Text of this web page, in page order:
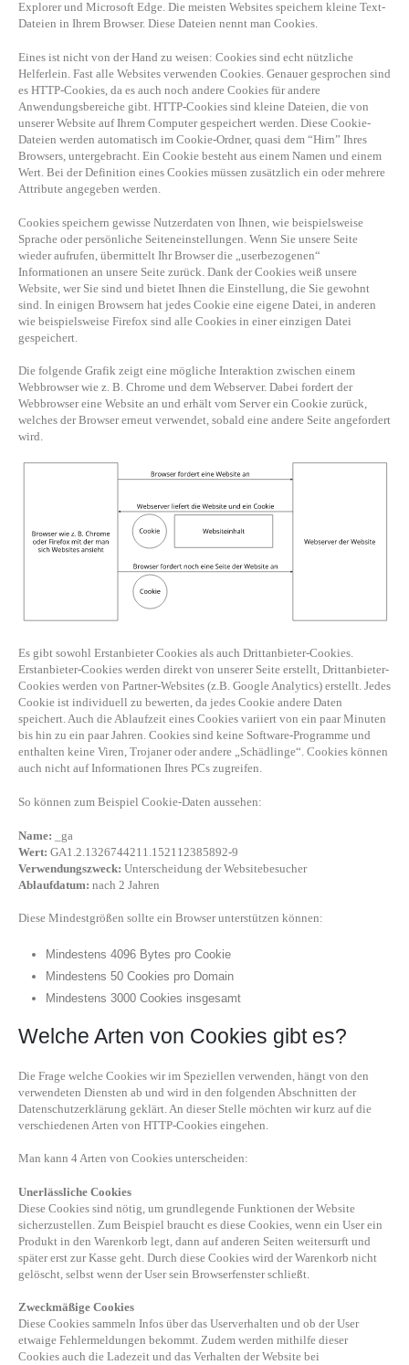
Explorer und Microsoft Edge. Die meisten Websites speichern kleine Text-
Dateien in Ihrem Browser. Diese Dateien nennt man Cookies.
Eines ist nicht von der Hand zu weisen: Cookies sind echt nützliche
Helferlein. Fast alle Websites verwenden Cookies. Genauer gesprochen sind
es HTTP-Cookies, da es auch noch andere Cookies für andere
Anwendungsbereiche gibt. HTTP-Cookies sind kleine Dateien, die von
unserer Website auf Ihrem Computer gespeichert werden. Diese Cookie-
Dateien werden automatisch im Cookie-Ordner, quasi dem “Hirn” Ihres
Browsers, untergebracht. Ein Cookie besteht aus einem Namen und einem
Wert. Bei der Definition eines Cookies müssen zusätzlich ein oder mehrere
Attribute angegeben werden.
Cookies speichern gewisse Nutzerdaten von Ihnen, wie beispielsweise
Sprache oder persönliche Seiteneinstellungen. Wenn Sie unsere Seite
wieder aufrufen, übermittelt Ihr Browser die „userbezogenen“
Informationen an unsere Seite zurück. Dank der Cookies weiß unsere
Website, wer Sie sind und bietet Ihnen die Einstellung, die Sie gewohnt
sind. In einigen Browsern hat jedes Cookie eine eigene Datei, in anderen
wie beispielsweise Firefox sind alle Cookies in einer einzigen Datei
gespeichert.
Die folgende Grafik zeigt eine mögliche Interaktion zwischen einem
Webbrowser wie z. B. Chrome und dem Webserver. Dabei fordert der
Webbrowser eine Website an und erhält vom Server ein Cookie zurück,
welches der Browser erneut verwendet, sobald eine andere Seite angefordert
wird.
Es gibt sowohl Erstanbieter Cookies als auch Drittanbieter-Cookies.
Erstanbieter-Cookies werden direkt von unserer Seite erstellt, Drittanbieter-
Cookies werden von Partner-Websites (z.B. Google Analytics) erstellt. Jedes
Cookie ist individuell zu bewerten, da jedes Cookie andere Daten
speichert. Auch die Ablaufzeit eines Cookies variiert von ein paar Minuten
bis hin zu ein paar Jahren. Cookies sind keine Software-Programme und
enthalten keine Viren, Trojaner oder andere „Schädlinge“. Cookies können
auch nicht auf Informationen Ihres PCs zugreifen.
So können zum Beispiel Cookie-Daten aussehen:
Name: _ga
Wert: GA1.2.1326744211.152112385892-9
Verwendungszweck: Unterscheidung der Websitebesucher
Ablaufdatum: nach 2 Jahren
Diese Mindestgrößen sollte ein Browser unterstützen können:
Mindestens 4096 Bytes pro Cookie
Mindestens 50 Cookies pro Domain
Mindestens 3000 Cookies insgesamt
Welche Arten von Cookies gibt es?
Die Frage welche Cookies wir im Speziellen verwenden, hängt von den
verwendeten Diensten ab und wird in den folgenden Abschnitten der
Datenschutzerklärung geklärt. An dieser Stelle möchten wir kurz auf die
verschiedenen Arten von HTTP-Cookies eingehen.
Man kann 4 Arten von Cookies unterscheiden:
Unerlässliche Cookies
Diese Cookies sind nötig, um grundlegende Funktionen der Website
sicherzustellen. Zum Beispiel braucht es diese Cookies, wenn ein User ein
Produkt in den Warenkorb legt, dann auf anderen Seiten weitersurft und
später erst zur Kasse geht. Durch diese Cookies wird der Warenkorb nicht
gelöscht, selbst wenn der User sein Browserfenster schließt.
Zweckmäßige Cookies
Diese Cookies sammeln Infos über das Userverhalten und ob der User
etwaige Fehlermeldungen bekommt. Zudem werden mithilfe dieser
Cookies auch die Ladezeit und das Verhalten der Website bei